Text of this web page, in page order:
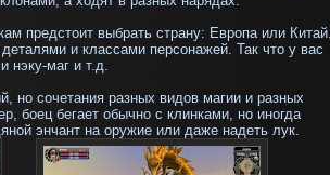
предстоит выбрать страну: Европа или Китай.
и классами персонажей. Так что у вас
нэку-маг и т.д.
но сочетания разных видов магии и разных
боец бегает обычно с клинками, но иногда
энчант на оружие или даже надеть лук.